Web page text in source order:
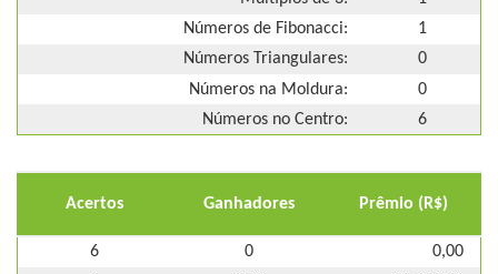
Números de Fibonacci:
1
Números Triangulares:
0
Números na Moldura:
0
Números no Centro:
6
Acertos Ganhadores Prêmio (R$)
6 0
0,00